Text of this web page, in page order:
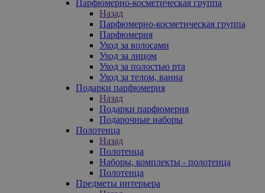
Парфюмерно-косметическая группа
Назад
Парфюмерно-косметическая группа
Парфюмерия
Уход за волосами
Уход за лицом
Уход за полостью рта
Уход за телом, ванна
Подарки парфюмерия
Назад
Подарки парфюмерия
Подарочные наборы
Полотенца
Назад
Полотенца
Наборы, комплекты - полотенца
Полотенца
Предметы интерьера